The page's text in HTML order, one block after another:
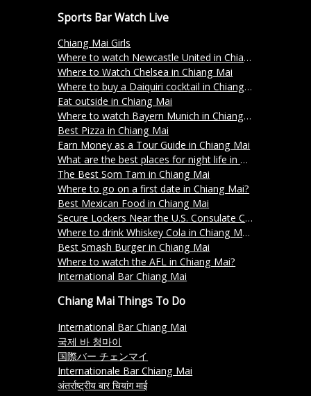
Sports Bar Watch Live
Chiang Mai Girls
Where to watch Newcastle United in Chiang Mai?
Where to Watch Chelsea in Chiang Mai
Where to buy a Daiquiri cocktail in Chiang Mai?
Eat outside in Chiang Mai
Where to watch Bayern Munich in Chiang Mai?
Best Pizza in Chiang Mai
Earn Money as a Tour Guide in Chiang Mai
What are the best places for night life in Chiang Mai?
The Best Som Tam in Chiang Mai
Where to go on a first date in Chiang Mai?
Best Mexican Food in Chiang Mai
Secure Lockers Near the U.S. Consulate Chiang Mai – Store Your Belongings at Freerolls
Where to drink Whiskey Cola in Chiang Mai?
Best Smash Burger in Chiang Mai
Where to watch the AFL in Chiang Mai?
International Bar Chiang Mai
Chiang Mai Things To Do
International Bar Chiang Mai
국제 바 청마이
国際バー チェンマイ
Internationale Bar Chiang Mai
अंतर्राष्ट्रीय बार चियांग माई